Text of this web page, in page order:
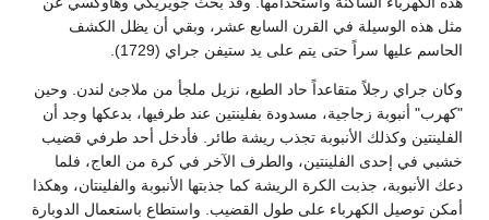
مثل هذه الوسيلة في القرن السابع عشر، وبقي أن يظل الكشف
الحاسم عليها سراً حتى يتم على يد ستيفن جراي (1729).
وكان جراي رجلاً متقاعداً حاد الطبع، نزيل ملجأ من ملاجئ لندن. وحين
"كهرب" أنبوبة زجاجية، مسدودة بفلينتين عند طرفيها، بدعكها وجد أن
الفلينتين وكذلك الأنبوبة تجذب ريشة طائر. فأدخل أحد طرفي قضيب
خشبي في إحدى الفلينتين، والطرف الآخر في كرة من العاج، فلما
دعك الأنبوبة، جذبت الكرة الريشة كما جذبتها الأنبوبة والفلينتان، وهكذا
أمكن توصيل الكهرباء على طول القضيب. واستطاع باستعمال الدوبارة